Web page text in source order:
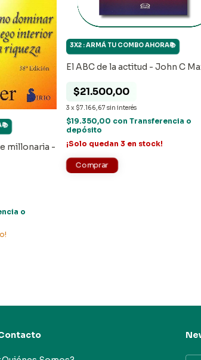
millonaria -
o
El ABC de la actitud - John C
$21.500,00
3 x $7.166,67 sin interés
3X2 : ARMÁ TU COMBO AHORA📚
$19.350,00 con Transferencia o
depósito
¡Solo quedan 3 en stock!